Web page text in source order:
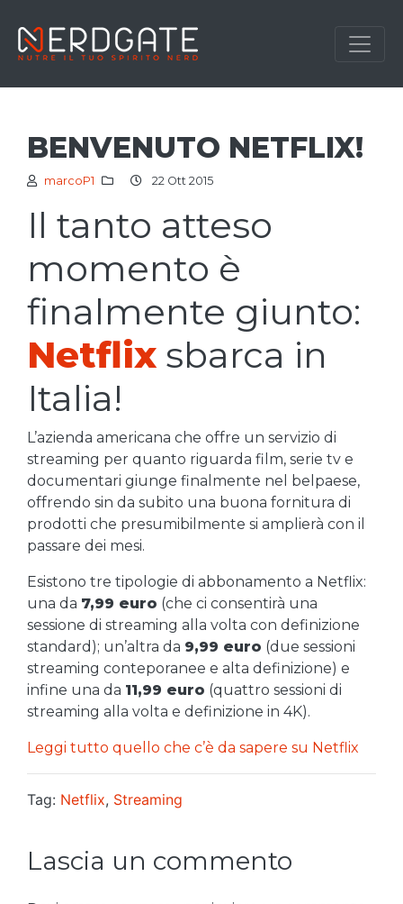
BENVENUTO NETFLIX!
marcoP1 22 Ott 2015
Il tanto atteso
momento è
finalmente giunto:
Netflix sbarca in
Italia!
L’azienda americana che offre un servizio di
streaming per quanto riguarda film, serie tv e
documentari giunge finalmente nel belpaese,
offrendo sin da subito una buona fornitura di
prodotti che presumibilmente si amplierà con il
passare dei mesi.
Esistono tre tipologie di abbonamento a Netflix:
una da 7,99 euro (che ci consentirà una
sessione di streaming alla volta con definizione
standard); un’altra da 9,99 euro (due sessioni
streaming conteporanee e alta definizione) e
infine una da 11,99 euro (quattro sessioni di
streaming alla volta e definizione in 4K).
Leggi tutto quello che c’è da sapere su Netflix
Tag: Netflix, Streaming
Lascia un commento